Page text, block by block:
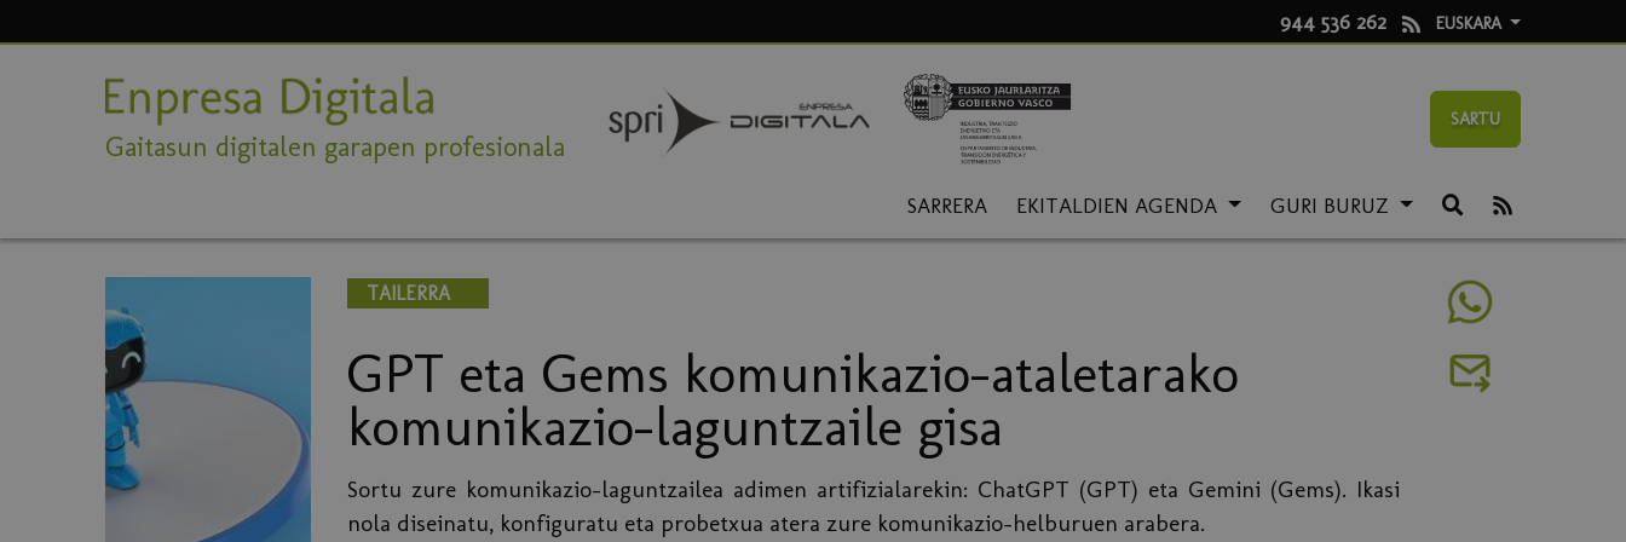
944 536 262 EUSKARA
Gaitasun digitalen garapen profesionala
SARTU
SARRERA EKITALDIEN AGENDA GURI BURUZ
TAILERRA
GPT eta Gems komunikazio-ataletarako
komunikazio-laguntzaile gisa
Sortu zure komunikazio-laguntzailea adimen artifizialarekin: ChatGPT (GPT) eta Gemini (Gems). Ikasi
nola diseinatu, konfiguratu eta probetxua atera zure komunikazio-helburuen arabera.